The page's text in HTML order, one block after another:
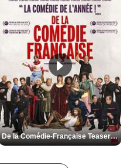
De la Comédie-Française Teaser VF